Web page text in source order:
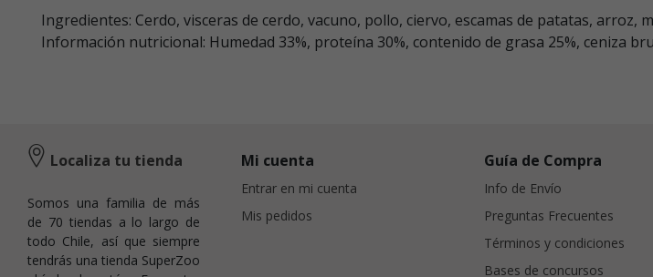
Ingredientes: Cerdo, visceras de cerdo, vacuno, pollo, ciervo, escamas de patatas, arroz,
Información nutricional: Humedad 33%, proteína 30%, contenido de grasa 25%, ceniza
Localiza tu tienda
Somos una familia de más
de 70 tiendas a lo largo de
todo Chile, así que siempre
tendrás una tienda SuperZoo
Mi cuenta
Entrar en mi cuenta
Mis pedidos
Guía de Compra
Info de Envío
Preguntas Frecuentes
Términos y condiciones
Bases de concursos